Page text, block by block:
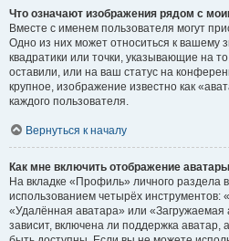
Что означают изображения рядом с
Вместе с именем пользователя могут
Одно из них может относиться к вашему
квадратики или точки, указывающие на
оставили, или на ваш статус на
крупное, изображение известно как
каждого пользователя.
Вернуться к началу
Как мне включить отображение
На вкладке «Профиль» личного раздела
использованием четырёх инструментов:
«Удалённая аватара» или
зависит, включена ли поддержка аватар,